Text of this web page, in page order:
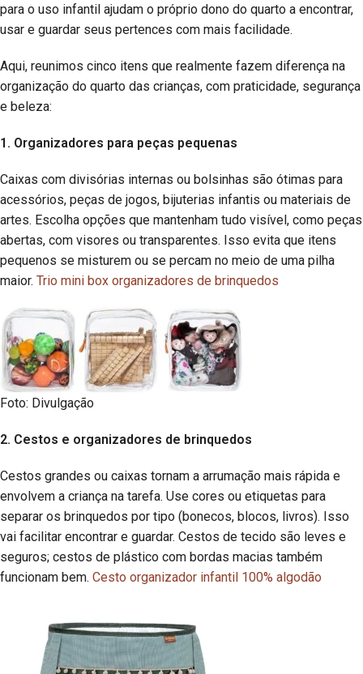
para o uso infantil ajudam o próprio dono do quarto a encontrar,
usar e guardar seus pertences com mais facilidade.
Aqui, reunimos cinco itens que realmente fazem diferença na
organização do quarto das crianças, com praticidade, segurança
e beleza:
1. Organizadores para peças pequenas
Caixas com divisórias internas ou bolsinhas são ótimas para
acessórios, peças de jogos, bijuterias infantis ou materiais de
artes. Escolha opções que mantenham tudo visível, como peças
abertas, com visores ou transparentes. Isso evita que itens
pequenos se misturem ou se percam no meio de uma pilha
maior. Trio mini box organizadores de brinquedos
Foto: Divulgação
2. Cestos e organizadores de brinquedos
Cestos grandes ou caixas tornam a arrumação mais rápida e
envolvem a criança na tarefa. Use cores ou etiquetas para
separar os brinquedos por tipo (bonecos, blocos, livros). Isso
vai facilitar encontrar e guardar. Cestos de tecido são leves e
seguros; cestos de plástico com bordas macias também
funcionam bem. Cesto organizador infantil 100% algodão